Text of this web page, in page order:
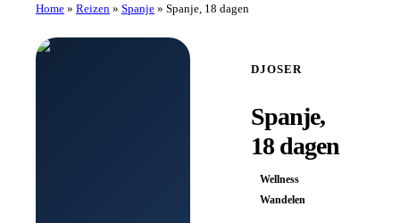
Home » Reizen » Spanje » Spanje, 18 dagen
DJOSER
Spanje,
18 dagen
Wellness
Wandelen